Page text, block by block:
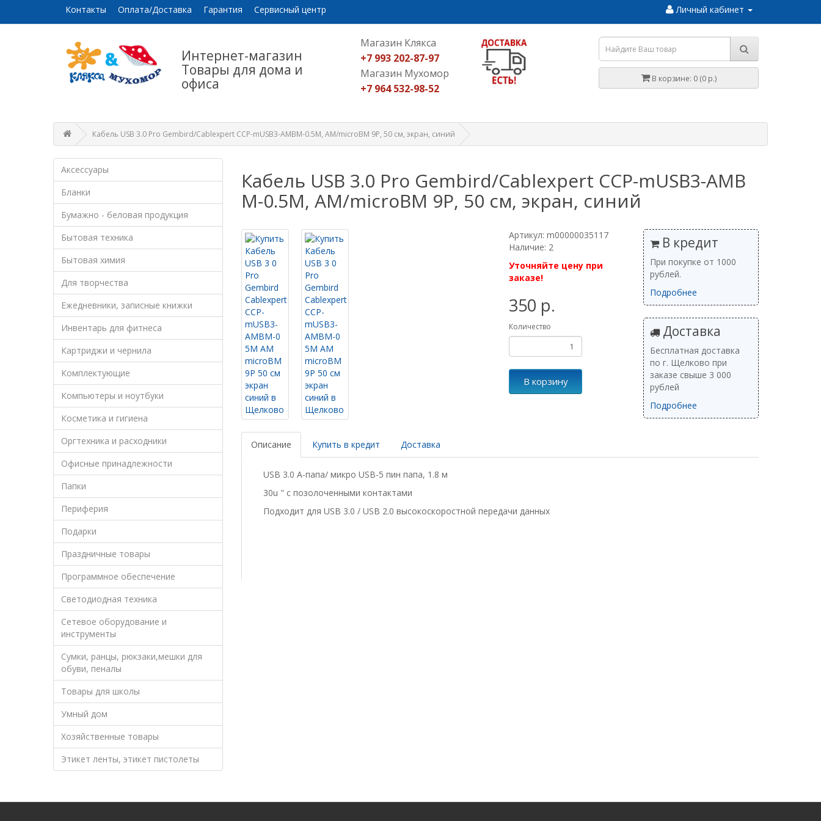
Контакты Оплата/Доставка Гарантия Сервисный центр Личный кабинет
Интернет-магазин
Товары для дома и
офиса
Магазин Клякса
+7 993 202-87-97
Магазин Мухомор
+7 964 532-98-52
В корзине: 0 (0 р.)
Кабель USB 3.0 Pro Gembird/Cablexpert CCP-mUSB3-AMBM-0.5M, AM/microBM 9P, 50 см, экран, синий
Аксессуары
Бланки
Бумажно - беловая продукция
Бытовая техника
Бытовая химия
Для творчества
Ежедневники, записные книжки
Инвентарь для фитнеса
Картриджи и чернила
Комплектующие
Компьютеры и ноутбуки
Косметика и гигиена
Оргтехника и расходники
Офисные принадлежности
Папки
Периферия
Подарки
Праздничные товары
Программное обеспечение
Светодиодная техника
Сетевое оборудование и
инструменты
Сумки, ранцы, рюкзаки,мешки для
обуви, пеналы
Товары для школы
Умный дом
Хозяйственные товары
Этикет ленты, этикет пистолеты
Кабель USB 3.0 Pro Gembird/Cablexpert CCP-mUSB3-AMB
M-0.5M, AM/microBM 9P, 50 см, экран, синий
Артикул: m00000035117
Наличие: 2
Уточняйте цену при
заказе!
350 р.
Количество
В корзину
В кредит
При покупке от 1000
рублей.
Подробнее
Доставка
Бесплатная доставка
по г. Щелково при
заказе свыше 3 000
рублей
Подробнее
Описание Купить в кредит Доставка
USB 3.0 A-папа/ микро USB-5 пин папа, 1.8 м
30u " c позолоченными контактами
Подходит для USB 3.0 / USB 2.0 высокоскоростной передачи данных